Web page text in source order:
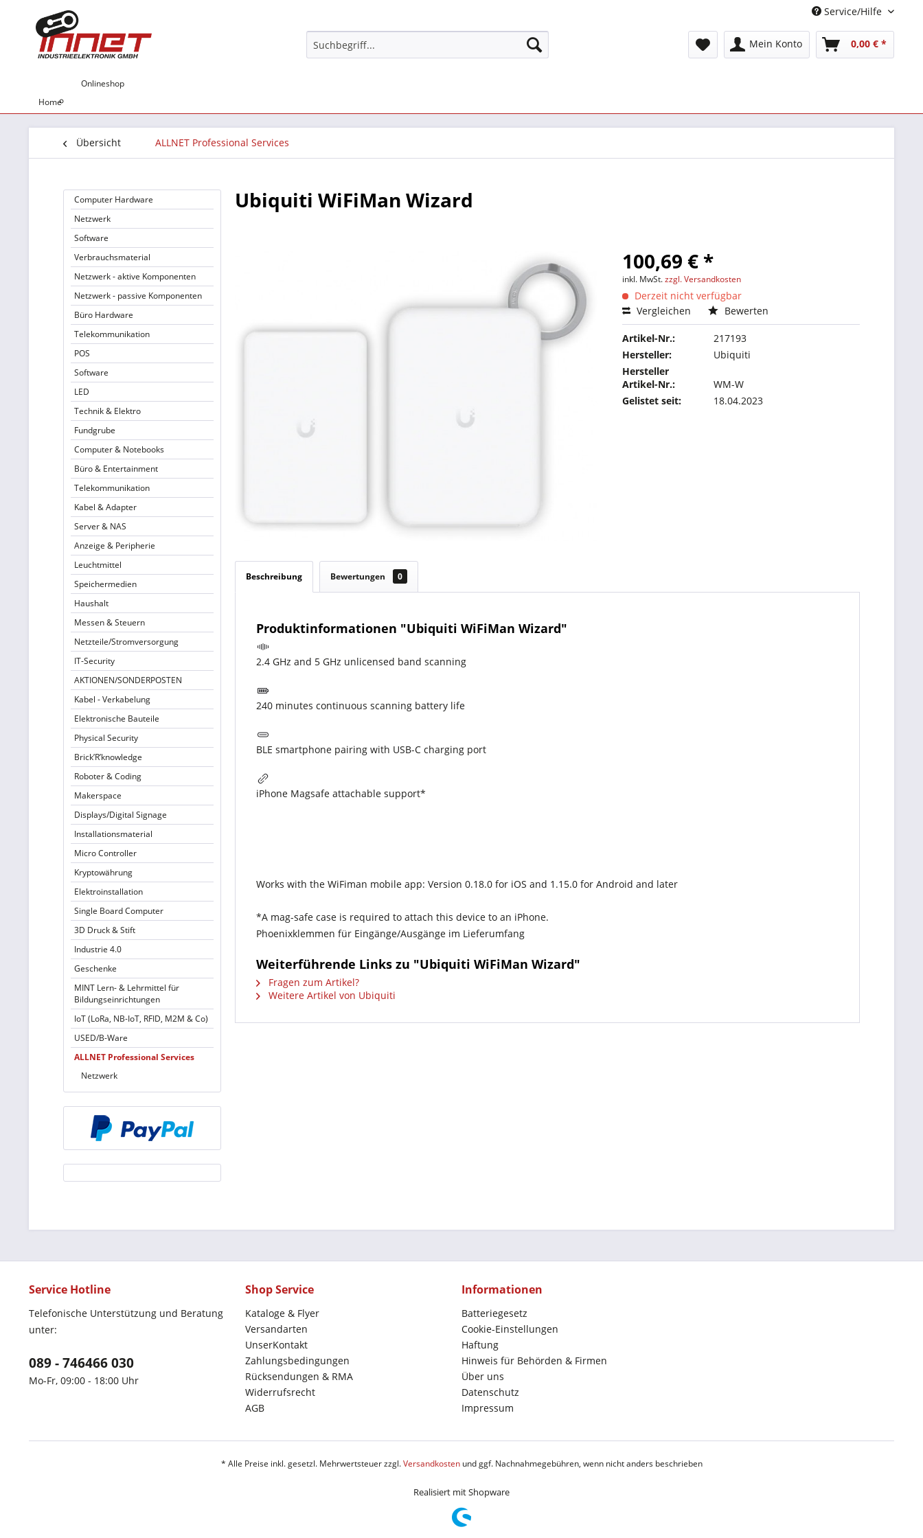
Service/Hilfe
Mein Konto 0,00 € *
Home
Onlineshop
Übersicht ALLNET Professional Services
Computer Hardware
Netzwerk
Software
Verbrauchsmaterial
Netzwerk - aktive Komponenten
Netzwerk - passive Komponenten
Büro Hardware
Telekommunikation
POS
Software
LED
Technik & Elektro
Fundgrube
Computer & Notebooks
Büro & Entertainment
Telekommunikation
Kabel & Adapter
Server & NAS
Anzeige & Peripherie
Leuchtmittel
Speichermedien
Haushalt
Messen & Steuern
Netzteile/Stromversorgung
IT-Security
AKTIONEN/SONDERPOSTEN
Kabel - Verkabelung
Elektronische Bauteile
Physical Security
Brick’R’knowledge
Roboter & Coding
Makerspace
Displays/Digital Signage
Installationsmaterial
Micro Controller
Kryptowährung
Elektroinstallation
Single Board Computer
3D Druck & Stift
Industrie 4.0
Geschenke
MINT Lern- & Lehrmittel für
Bildungseinrichtungen
IoT (LoRa, NB-IoT, RFID, M2M & Co)
USED/B-Ware
ALLNET Professional Services
Netzwerk
Ubiquiti WiFiMan Wizard
100,69 € *
inkl. MwSt.zzgl. Versandkosten
Derzeit nicht verfügbar
Vergleichen
Bewerten
Artikel-Nr.:
217193
Hersteller:
Ubiquiti
Hersteller
Artikel-Nr.:
WM-W
Gelistet seit:
18.04.2023
Beschreibung Bewertungen 0
Produktinformationen "Ubiquiti WiFiMan Wizard"
2.4 GHz and 5 GHz unlicensed band scanning
240 minutes continuous scanning battery life
BLE smartphone pairing with USB-C charging port
iPhone Magsafe attachable support*
Works with the WiFiman mobile app: Version 0.18.0 for iOS and 1.15.0 for Android and later
*A mag-safe case is required to attach this device to an iPhone.
Phoenixklemmen für Eingänge/Ausgänge im Lieferumfang
Weiterführende Links zu "Ubiquiti WiFiMan Wizard"
Fragen zum Artikel?
Weitere Artikel von Ubiquiti
Service Hotline
Telefonische Unterstützung und Beratung
unter:
089 - 746466 030
Mo-Fr, 09:00 - 18:00 Uhr
Shop Service
Kataloge & Flyer
Versandarten
UnserKontakt
Zahlungsbedingungen
Rücksendungen & RMA
Widerrufsrecht
AGB
Informationen
Batteriegesetz
Cookie-Einstellungen
Haftung
Hinweis für Behörden & Firmen
Über uns
Datenschutz
Impressum
* Alle Preise inkl. gesetzl. Mehrwertsteuer zzgl.Versandkostenund ggf. Nachnahmegebühren, wenn nicht anders beschrieben
Realisiert mit Shopware